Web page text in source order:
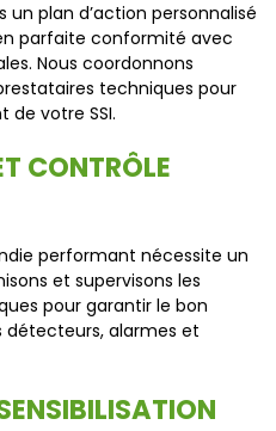
un plan d’action personnalisé
parfaite conformité avec
Nous coordonnons
techniques pour
votre SSI.
CONTRÔLE
performant nécessite un
et supervisons les
pour garantir le bon
alarmes et